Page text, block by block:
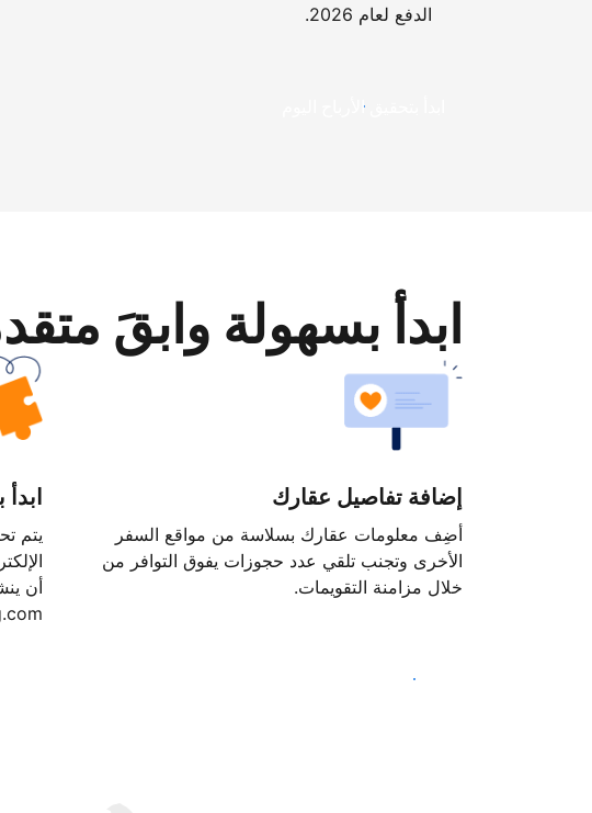
الدفع لعام 2026.
ابدأ بتحقيق الأرباح اليوم
ابدأ بسهولة وابقَ
إضافة تفاصيل عقارك
أضِف معلومات عقارك بسلاسة من مواقع السفر
الأخرى وتجنب تلقي عدد حجوزات يفوق التوافر من
خلال مزامنة التقويمات.
يتم
أن
ابدأ اليوم